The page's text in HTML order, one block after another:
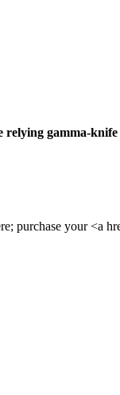
relying gamma-
purchase your <a